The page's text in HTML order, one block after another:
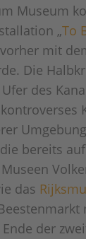
Museum
„To
mit
Die
des
bereits
das
der